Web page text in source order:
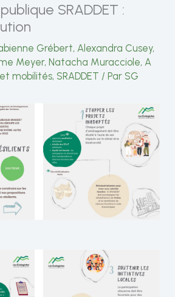
SRADDET :
Grébert,Alexandra Cusey,
Meyer,Natacha Muracciole,A
mobilités, SRADDET / Par SG